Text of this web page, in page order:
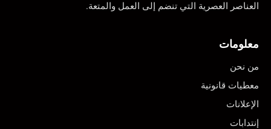
العناصر العصرية التي تنضم إلى العمل والمتعة.
معلومات
من نحن
معطيات قانونية
الإعلانات
إنتدابات